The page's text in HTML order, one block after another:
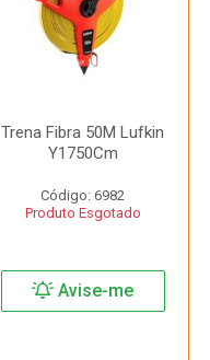
Trena Fibra 50M Lufkin
Y1750Cm
Código: 6982
Produto Esgotado
Avise-me